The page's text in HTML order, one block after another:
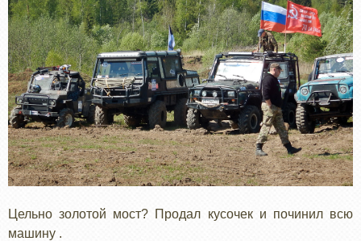
Цельно золотой мост? Продал кусочек и починил всю
машину .